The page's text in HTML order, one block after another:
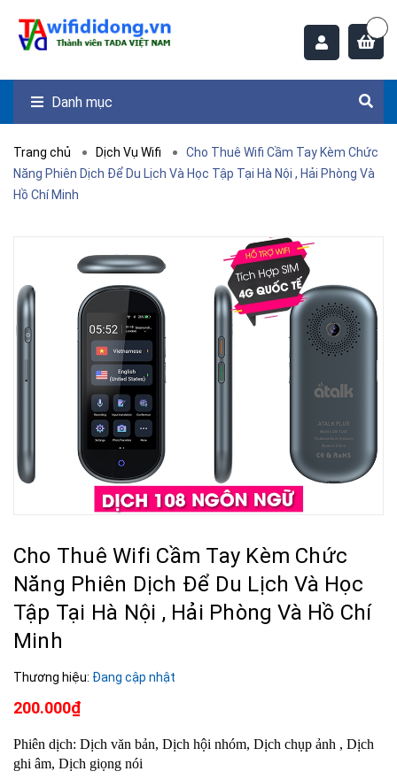
Danh mục
Trang chủ Dịch Vụ Wifi
Cho Thuê Wifi Cầm Tay Kèm Chức
Năng Phiên Dịch Để Du Lịch Và Học Tập Tại Hà Nội , Hải Phòng Và
Hồ Chí Minh
Cho Thuê Wifi Cầm Tay Kèm Chức
Năng Phiên Dịch Để Du Lịch Và Học
Tập Tại Hà Nội , Hải Phòng Và Hồ Chí
Minh
Thương hiệu: Đang cập nhật
200.000₫
Phiên dịch: Dịch văn bản, Dịch hội nhóm, Dịch chụp ảnh , Dịch
ghi âm, Dịch giọng nói